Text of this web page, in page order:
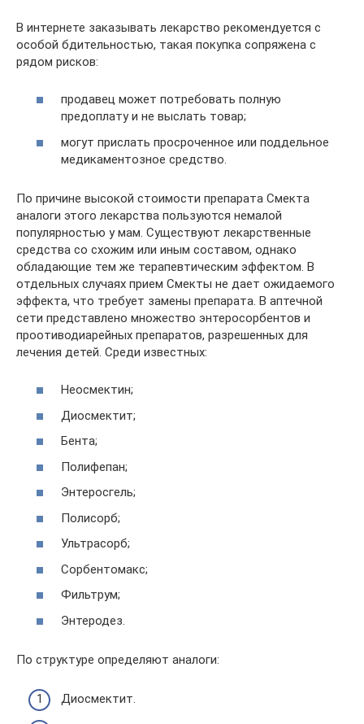
В интернете заказывать лекарство рекомендуется с
особой бдительностью, такая покупка сопряжена с
рядом рисков:
продавец может потребовать полную
предоплату и не выслать товар;
могут прислать просроченное или поддельное
медикаментозное средство.
По причине высокой стоимости препарата Смекта
аналоги этого лекарства пользуются немалой
популярностью у мам. Существуют лекарственные
средства со схожим или иным составом, однако
обладающие тем же терапевтическим эффектом. В
отдельных случаях прием Смекты не дает ожидаемого
эффекта, что требует замены препарата. В аптечной
сети представлено множество энтеросорбентов и
проотиводиарейных препаратов, разрешенных для
лечения детей. Среди известных:
Неосмектин;
Диосмектит;
Бента;
Полифепан;
Энтеросгель;
Полисорб;
Ультрасорб;
Сорбентомакс;
Фильтрум;
Энтеродез.
По структуре определяют аналоги:
Диосмектит.